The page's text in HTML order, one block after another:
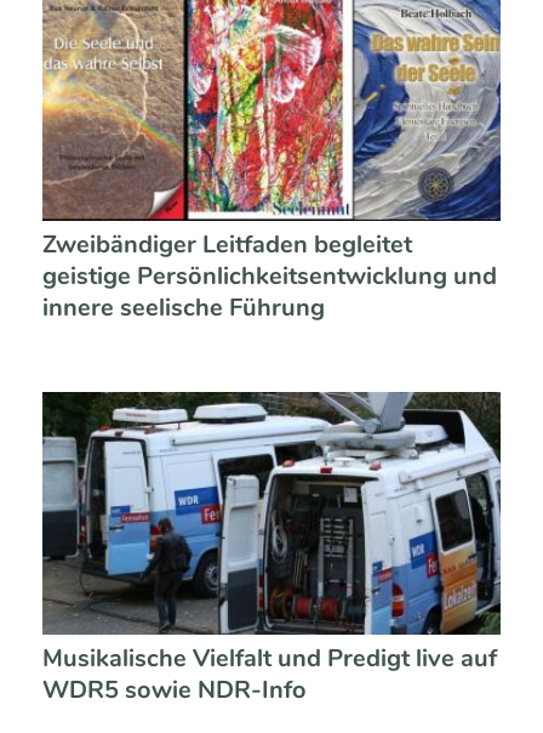
Zweibändiger Leitfaden begleitet
geistige Persönlichkeitsentwicklung und
innere seelische Führung
Musikalische Vielfalt und Predigt live auf
WDR5 sowie NDR-Info